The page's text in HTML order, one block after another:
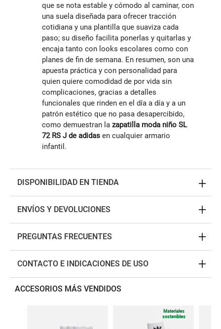
que se nota estable y cómodo al caminar, con
una suela diseñada para ofrecer tracción
cotidiana y una plantilla que suaviza cada
paso; su diseño facilita ponerlas y quitarlas y
encaja tanto con looks escolares como con
planes de fin de semana. En resumen, son una
apuesta práctica y con personalidad para
quien quiere comodidad de por vida sin
complicaciones, gracias a detalles
funcionales que rinden en el día a día y a un
patrón estético que no pasa desapercibido,
como demuestran la zapatilla moda niño SL
72 RS J de adidas en cualquier armario
infantil.
DISPONIBILIDAD EN TIENDA
ENVÍOS Y DEVOLUCIONES
PREGUNTAS FRECUENTES
CONTACTO E INDICACIONES DE USO
ACCESORIOS MÁS VENDIDOS
Materiales
sostenibles